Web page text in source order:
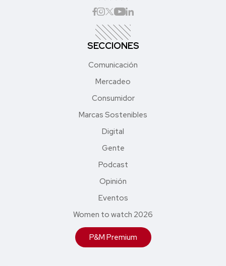
SECCIONES
Comunicación
Mercadeo
Consumidor
Marcas Sostenibles
Digital
Gente
Podcast
Opinión
Eventos
Women to watch 2026
P&M Premium